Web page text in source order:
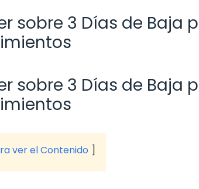
sobre 3 Días de Baja
sobre 3 Días de Baja
ver el Contenido